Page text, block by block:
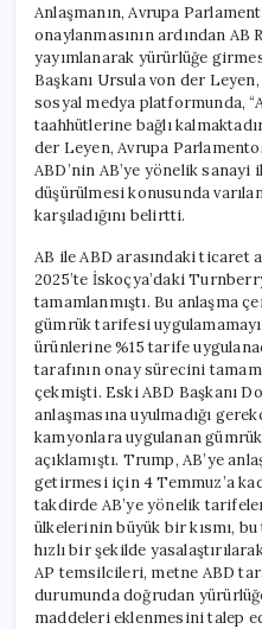
Anlaşmanın, Avrupa
onaylanmasının ardından AB
yayımlanarak yürürlüğe
Başkanı Ursula von der
sosyal medya platformunda,
taahhütlerine bağlı
der Leyen, Avrupa
ABD’nin AB’ye yönelik
düşürülmesi konusunda
karşıladığını belirtti.
AB ile ABD arasındaki ticaret
2025’te İskoçya’daki
tamamlanmıştı. Bu anlaşma
gümrük tarifesi
ürünlerine %15 tarife
tarafının onay sürecini
çekmişti. Eski ABD Başkanı
anlaşmasına uyulmadığı
kamyonlara uygulanan gümrük
açıklamıştı. Trump, AB’ye
getirmesi için 4 Temmuz’a
takdirde AB’ye yönelik
ülkelerinin büyük bir kısmı,
hızlı bir şekilde
AP temsilcileri, metne ABD
durumunda doğrudan
maddeleri eklenmesini talep